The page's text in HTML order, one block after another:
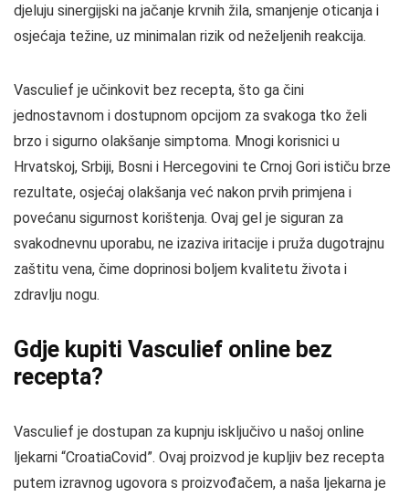
djeluju sinergijski na jačanje krvnih žila, smanjenje oticanja i
osjećaja težine, uz minimalan rizik od neželjenih reakcija.
Vasculief je učinkovit bez recepta, što ga čini
jednostavnom i dostupnom opcijom za svakoga tko želi
brzo i sigurno olakšanje simptoma. Mnogi korisnici u
Hrvatskoj, Srbiji, Bosni i Hercegovini te Crnoj Gori ističu brze
rezultate, osjećaj olakšanja već nakon prvih primjena i
povećanu sigurnost korištenja. Ovaj gel je siguran za
svakodnevnu uporabu, ne izaziva iritacije i pruža dugotrajnu
zaštitu vena, čime doprinosi boljem kvalitetu života i
zdravlju nogu.
Gdje kupiti Vasculief online bez
recepta?
Vasculief je dostupan za kupnju isključivo u našoj online
ljekarni “CroatiaCovid”. Ovaj proizvod je kupljiv bez recepta
putem izravnog ugovora s proizvođačem, a naša ljekarna je